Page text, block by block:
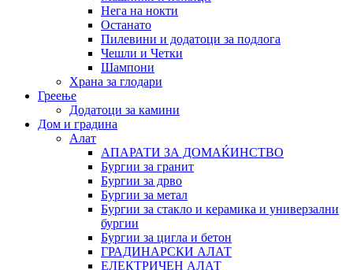
Нега на нокти
Останато
Пилевини и додатоци за подлога
Чешли и Четки
Шампони
Храна за глодари
Греење
Додатоци за камини
Дом и градина
Алат
АПАРАТИ ЗА ДОМАЌИНСТВО
Бургии за гранит
Бургии за дрво
Бургии за метал
Бургии за стакло и керамика и универзални
бургии
Бургии за цигла и бетон
ГРАДИНАРСКИ АЛАТ
ЕЛЕКТРИЧЕН АЛАТ